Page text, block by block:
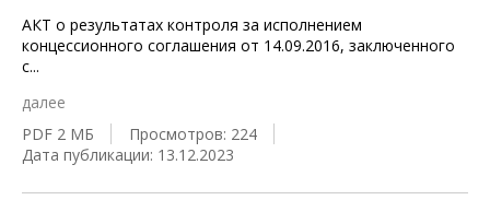
АКТ о результатах контроля за исполнением
концессионного соглашения от 14.09.2016, заключенного
с...
далее
PDF 2 МБ
Просмотров: 224
Дата публикации: 13.12.2023